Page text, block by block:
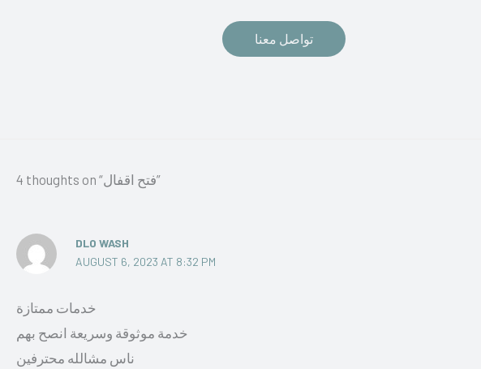
تواصل معنا
4 thoughts on “فتح اقفال”
DLO WASH
AUGUST 6, 2023 AT 8:32 PM
خدمات ممتازة
خدمة موثوقة وسريعة انصح بهم
ناس مشالله محترفين